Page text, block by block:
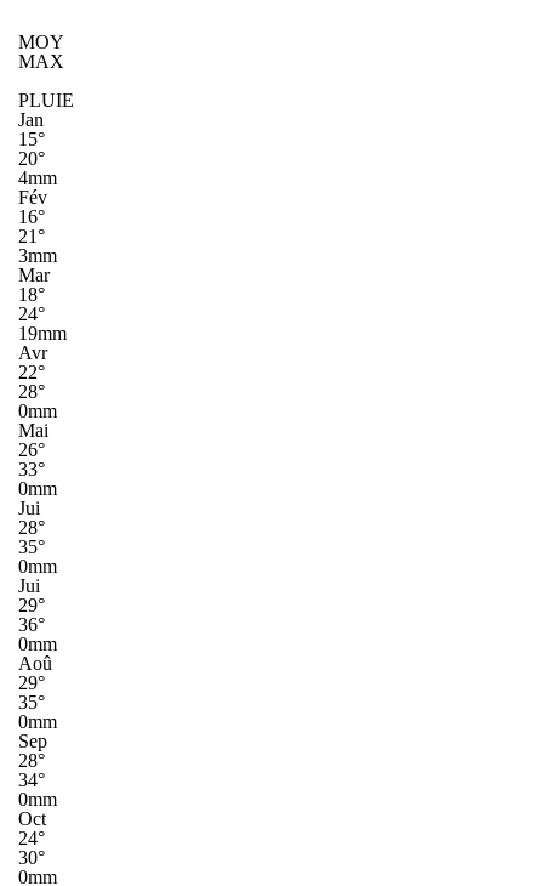
MOY
MAX
PLUIE
Jan
15°
20°
4mm
Fév
16°
21°
3mm
Mar
18°
24°
19mm
Avr
22°
28°
0mm
Mai
26°
33°
0mm
Jui
28°
35°
0mm
Jui
29°
36°
0mm
Aoû
29°
35°
0mm
Sep
28°
34°
0mm
Oct
24°
30°
0mm